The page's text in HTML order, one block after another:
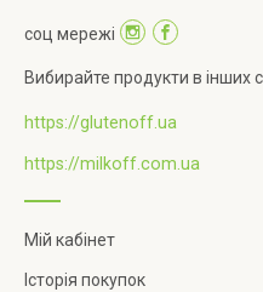
соц мережі
Вибирайте продукти в інших
https://glutenoff.ua
https://milkoff.com.ua
Мій кабінет
Історія покупок